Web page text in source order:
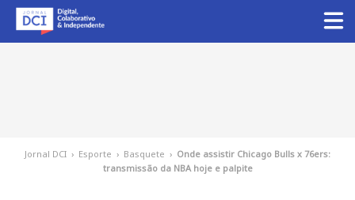
Jornal DCI › Esporte › Basquete › Onde assistir Chicago Bulls x 76ers:
transmissão da NBA hoje e palpite